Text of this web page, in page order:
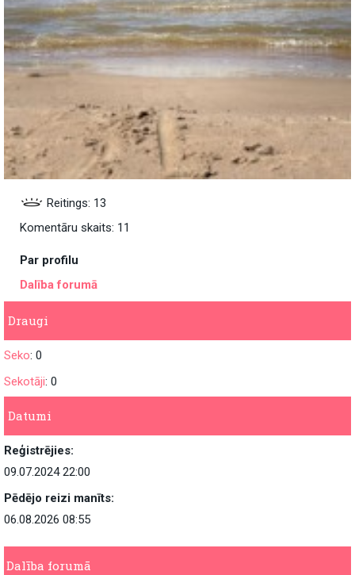
Reitings: 13
Komentāru skaits: 11
Par profilu
Dalība forumā
Draugi
Seko: 0
Sekotāji: 0
Datumi
Reģistrējies:
09.07.2024 22:00
Pēdējo reizi manīts:
06.08.2026 08:55
Dalība forumā